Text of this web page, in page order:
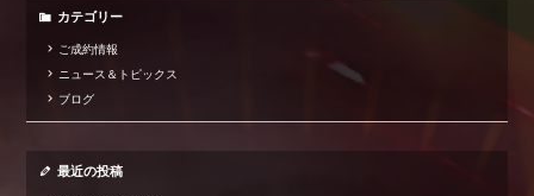
カテゴリー
ご成約情報
ニュース＆トピックス
ブログ
最近の投稿